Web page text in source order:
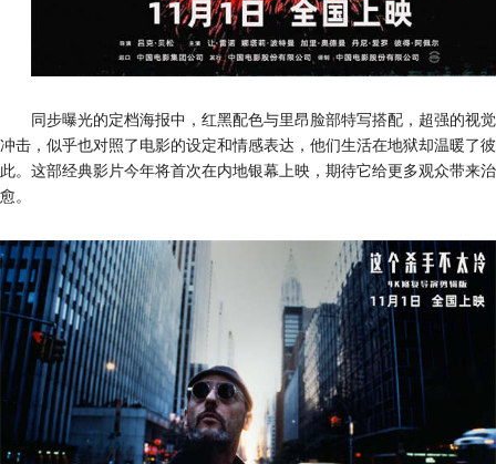
同步曝光的定档海报中，红黑配色与里昂脸部特写搭配，超强的视觉
冲击，似乎也对照了电影的设定和情感表达，他们生活在地狱却温暖了彼
此。 这部经典影片今年将首次在内地银幕上映，期待它给更多观众带来治
愈。